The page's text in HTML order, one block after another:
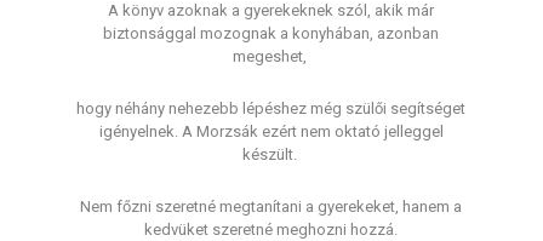
A könyv azoknak a gyerekeknek szól, akik már
biztonsággal mozognak a konyhában, azonban
megeshet,
hogy néhány nehezebb lépéshez még szülői segítséget
igényelnek. A Morzsák ezért nem oktató jelleggel
készült.
Nem főzni szeretné megtanítani a gyerekeket, hanem a
kedvüket szeretné meghozni hozzá.​​